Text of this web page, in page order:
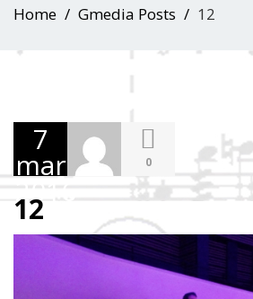
Home Gmedia Posts 12
7
mars
2016
0
12